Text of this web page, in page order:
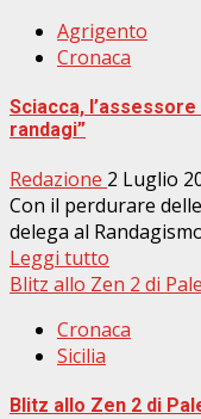
Agrigento
Cronaca
Sciacca, l’assessore
randagi”
Redazione 2 Luglio
Con il perdurare
delega al
Leggi tutto
Blitz allo Zen 2 di
Cronaca
Sicilia
Blitz allo Zen 2 di